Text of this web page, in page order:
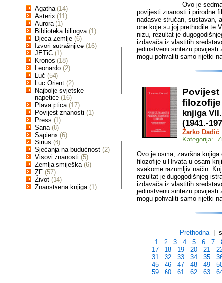
Agatha (14)
Asterix (11)
Aurora (1)
Biblioteka bilingva (1)
Djeca Zemlje (6)
Izvori sutrašnjice (16)
JETiC (1)
Kronos (18)
Leonardo (2)
Luč (54)
Luc Orient (2)
Najbolje svjetske
napetice (16)
Plava ptica (17)
Povijest znanosti (1)
Press (1)
Sana (8)
Sapiens (6)
Sirius (6)
Sjećanja na budućnost (2)
Visovi znanosti (5)
Zemlja smiješka (6)
ZF (57)
Život (14)
Znanstvena knjiga (1)
Ovo je
povijesti znanosti i prirodne
nadasve stručan, sustavan,
one koje su joj prethodile te
nizu, rezultat je
izdavača iz vlastitih
jedinstvenu sintezu povijesti
mogu pohvaliti samo rijetki
Povijest
filozofije
knjiga
(1941.-
Žarko Dadić
Kategorija:
Ovo je osma, završna knjiga
filozofije u Hrvata u osam
svakome razumljiv način.
rezultat je dugogodišnjeg
izdavača iz vlastitih
jedinstvenu sintezu povijesti
mogu pohvaliti samo rijetki
Prethodna|
1
2 3 4 5 6 7
17
18 19 20 21
31
32 33 34 35
45
46 47 48 49
59
60 61 62 63